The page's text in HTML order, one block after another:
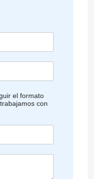
el formato
con